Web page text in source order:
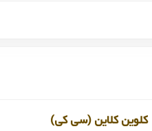
کلوین کلاین (سی کی)